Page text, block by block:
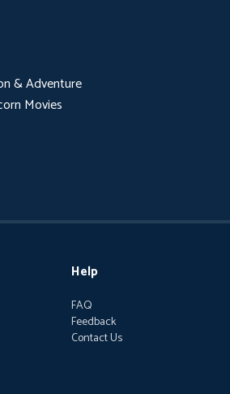
& Adventure
Movies
Help
FAQ
Feedback
Contact Us